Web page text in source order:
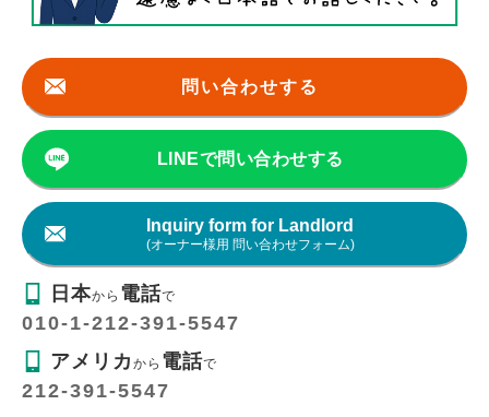
問い合わせする
LINEで問い合わせする
Inquiry form for Landlord
(オーナー様用 問い合わせフォーム)
日本から 電話で
010-1-212-391-5547
アメリカから 電話で
212-391-5547